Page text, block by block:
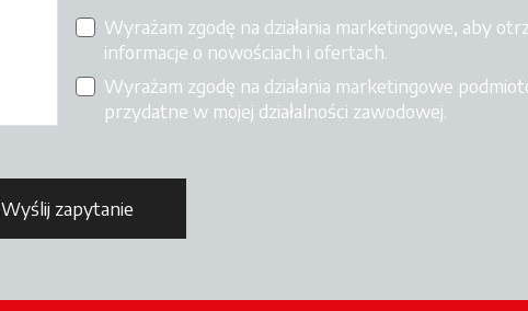
Wyrażam zgodę na działania marketingowe, aby
informacje o nowościach i ofertach.
Wyrażam zgodę na działania marketingowe
przydatne w mojej działalności zawodowej.
Wyślij zapytanie